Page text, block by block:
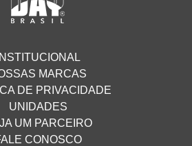
INSTITUCIONAL
MARCAS
DE PRIVACIDADE
UNIDADES
UM PARCEIRO
CONOSCO